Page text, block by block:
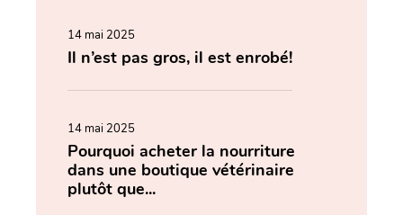
14 mai 2025
Il n’est pas gros, il est enrobé!
14 mai 2025
Pourquoi acheter la nourriture
dans une boutique vétérinaire
plutôt que...